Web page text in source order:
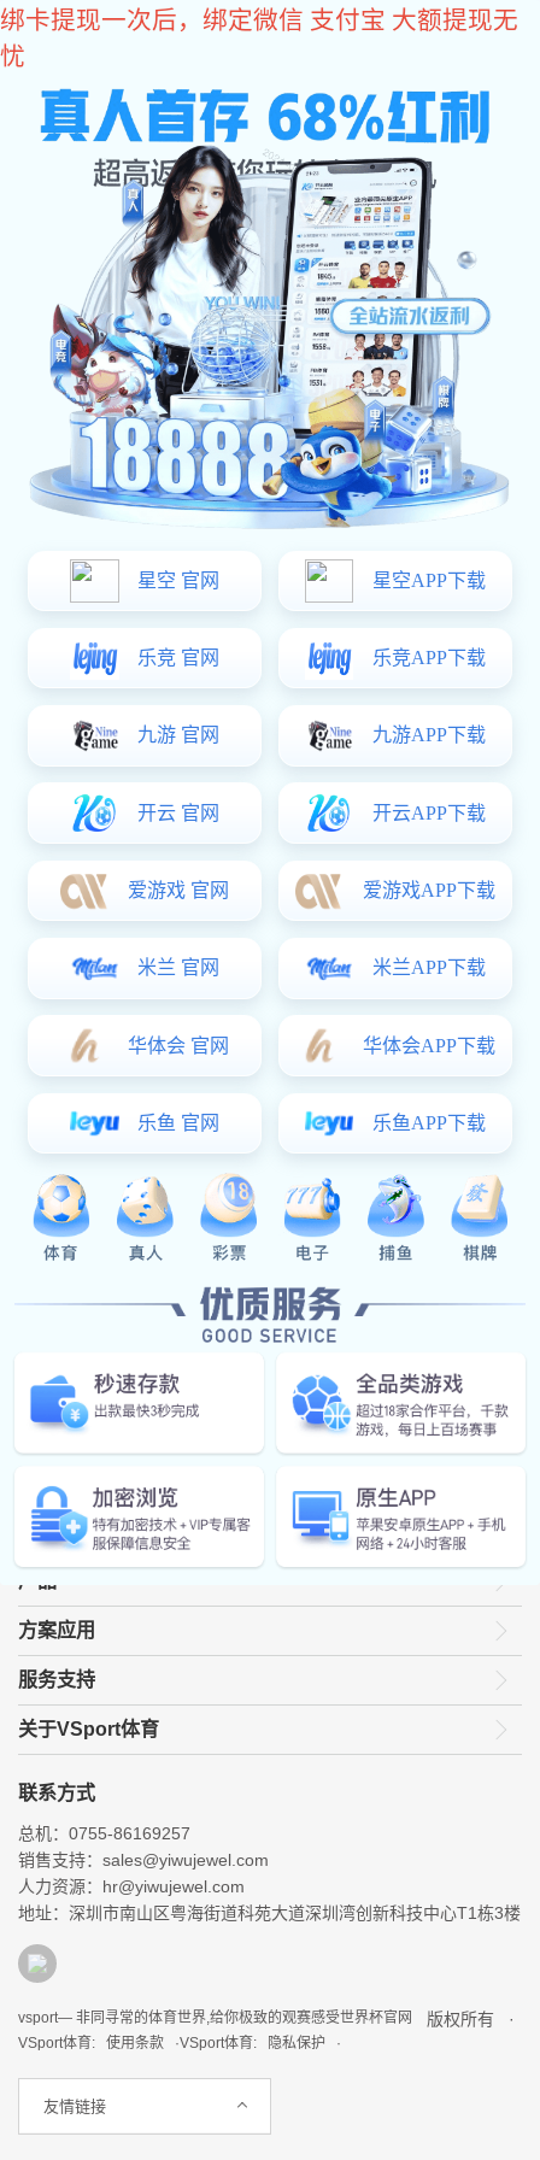
VSport体育
公司邮箱
微信公众号
方案应用
工业应用
计算机及周边
手机及配件
消费电子
汽车应用
电机控制及驱动
车载水泵
智能家电
场景图 应用框图
场景图
方案概述
M0内核，主频高达48MHz，通过AEC-Q100认证，满足车规级产品
工作环境恶劣的要求。 可实现单电阻无传感器FOC控制，同时提供
应用框图
联系方式
总机：0755-86169257
销售支持：sales@yiwujewel.com
人力资源：hr@yiwujewel.com
地址：深圳市南山区粤海街道科苑大道深圳湾创新科技中心T1栋3楼
产品
方案应用
服务支持
关于VSport体育
vsport— 非同寻常的体育世界,给你极致的观赛感受世界杯官网 版权所有 ·
VSport体育: 使用条款 ·VSport体育: 隐私保护 ·
友情链接